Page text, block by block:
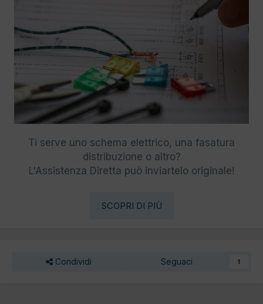
Ti serve uno schema elettrico, una fasatura
distribuzione o altro?
L'Assistenza Diretta può inviartelo originale!
SCOPRI DI PIÙ
Condividi Seguaci 1